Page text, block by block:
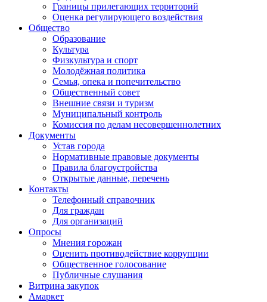
Границы прилегающих территорий
Оценка регулирующего воздействия
Общество
Образование
Культура
Физкультура и спорт
Молодёжная политика
Семья, опека и попечительство
Общественный совет
Внешние связи и туризм
Муниципальный контроль
Комиссия по делам несовершеннолетних
Документы
Устав города
Нормативные правовые документы
Правила благоустройства
Открытые данные, перечень
Контакты
Телефонный справочник
Для граждан
Для организаций
Опросы
Мнения горожан
Оценить противодействие коррупции
Общественное голосование
Публичные слушания
Витрина закупок
Амаркет